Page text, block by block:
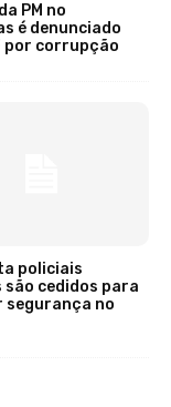
PM no
é denunciado
por corrupção
policiais
cedidos para
no